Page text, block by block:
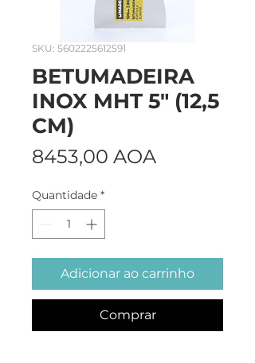
SKU: 5602225612591
BETUMADEIRA
INOX MHT 5" (12,5
CM)
8453,00 AOA
Quantidade *
Adicionar ao carrinho
Comprar